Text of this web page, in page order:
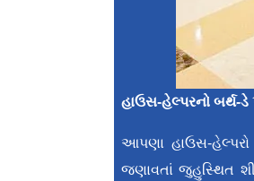
હાઉસ-હેલ્પરનો
આપણા હાઉસ-
જણાવતાં જુહુસ્થિત